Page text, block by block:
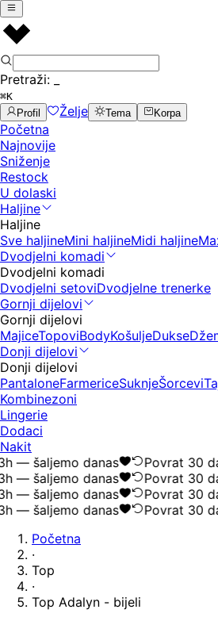
Pretraži:
⌘K
Profil
Želje Tema Korpa
Početna
Najnovije
Sniženje
Restock
U dolaski
Haljine
Haljine
Sve haljineMini haljineMidi haljine
Dvodjelni komadi
Dvodjelni komadi
Dvodjelni setoviDvodjelne trenerke
Gornji dijelovi
Gornji dijelovi
MajiceTopoviBodyKošuljeDukse
Donji dijelovi
Donji dijelovi
PantaloneFarmericeSuknjeŠorcevi
Kombinezoni
Lingerie
Dodaci
Nakit
šaljemo danas
Povrat 30 dana
šaljemo danas
Povrat 30 dana
šaljemo danas
Povrat 30 dana
šaljemo danas
Povrat 30 dana
Početna
·
Top
·
Top Adalyn - bijeli